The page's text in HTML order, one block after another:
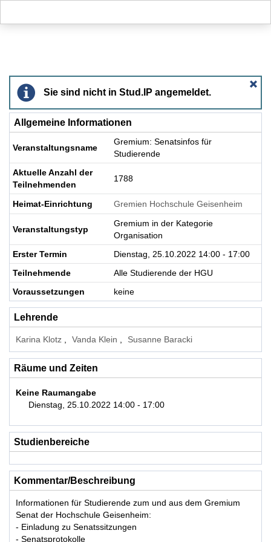
Hauptnavigation
Gremium: Senatsinfos für Studierende - Details
Sie sind nicht in Stud.IP angemeldet.
Allgemeine Informationen
Veranstaltungsname
Gremium: Senatsinfos für
Studierende
Aktuelle Anzahl der
Teilnehmenden
1788
Heimat-Einrichtung Gremien Hochschule Geisenheim
Veranstaltungstyp
Gremium in der Kategorie
Organisation
Erster Termin
Dienstag, 25.10.2022 14:00 - 17:00
Teilnehmende
Alle Studierende der HGU
Voraussetzungen
keine
Lehrende
Karina Klotz Vanda Klein Susanne Baracki
Räume und Zeiten
Keine Raumangabe
Dienstag, 25.10.2022 14:00 - 17:00
Studienbereiche
Kommentar/Beschreibung
Informationen für Studierende zum und aus dem Gremium
Senat der Hochschule Geisenheim:
- Einladung zu Senatssitzungen
- Senatsprotokolle